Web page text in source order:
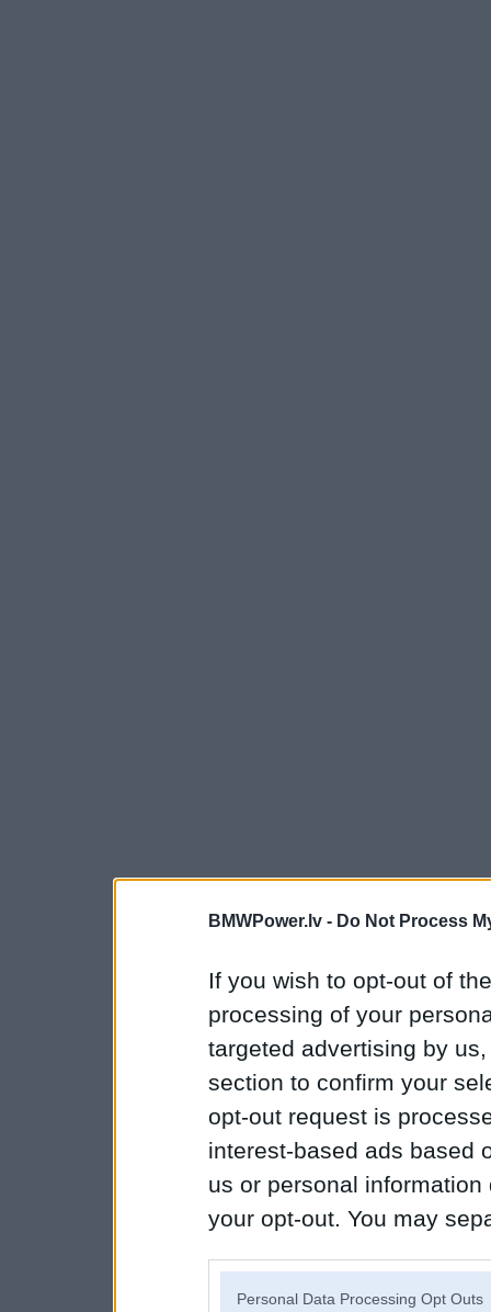
BMWPower.lv - Do Not Process
If you wish to opt-out of
processing of your
targeted advertising by
section to confirm your
opt-out request is
interest-based ads based
us or personal
your opt-out. You may
Personal Data Processing Opt Outs